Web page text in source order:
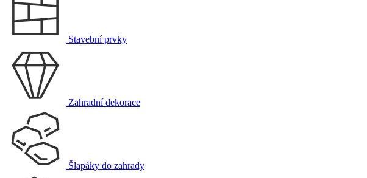
Stavební prvky
Zahradní dekorace
Šlapáky do zahrady